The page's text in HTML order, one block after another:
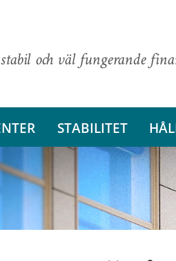
och väl fungerande
STABILITET